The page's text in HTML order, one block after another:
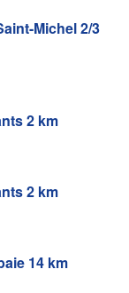
Michel 2/3
2 km
2 km
14 km